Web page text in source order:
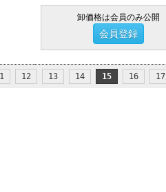
卸価格は会員のみ公開
会員登録
12 13 14 15 16 17